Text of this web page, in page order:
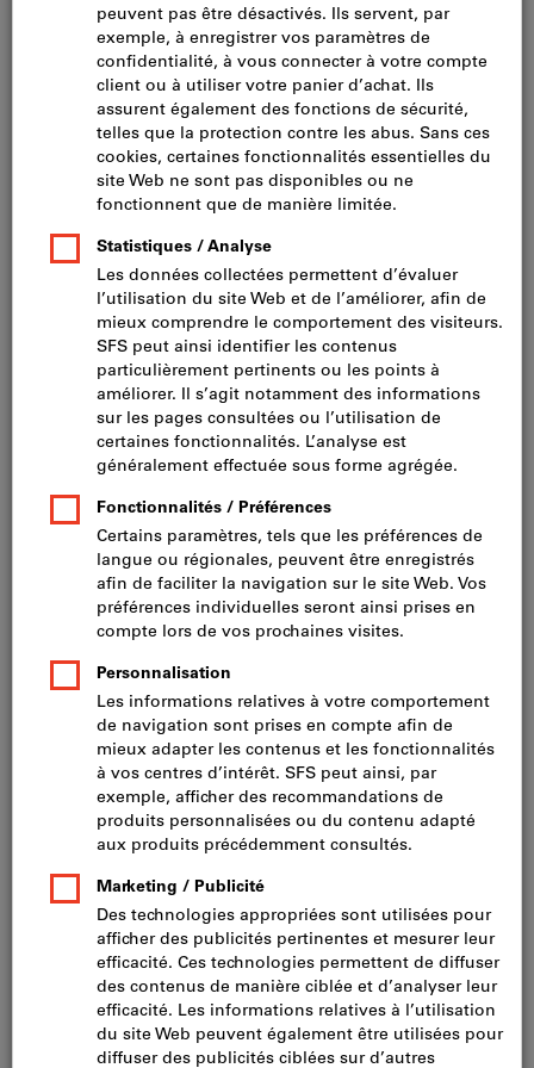
Cliquer pour agrandir l’image
Prix par 1 Unité
TVA incluse Prix et frais de livraison
Prix HT CHF 88.90
Taille de confection DE:
46 48 50 52 54 56
60 62 64 24 25 26
27
Tableau des tailles
Voulez-vous commander plusieurs articles en même temps ?
Vers la saisie rapide